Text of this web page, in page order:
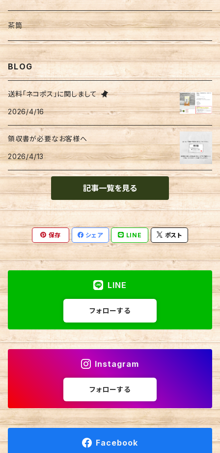
文具
金封
茶筒
BLOG
送料「ネコポス」に関しまして
2026/4/16
領収書が必要なお客様へ
2026/4/13
記事一覧を見る
保存 シェア LINE ポスト
LINE
フォローする
Instagram
フォローする
Facebook